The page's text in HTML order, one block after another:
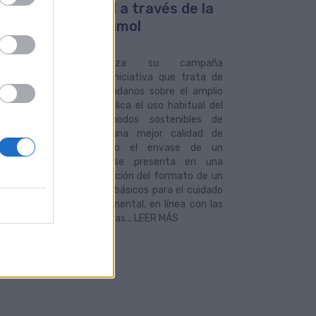
en la ciudad a través de la
Guaguacetamol
Municipales lanza su campaña
una singular iniciativa que trata de
la atención de los ciudadanos sobre el amplio
de beneficios que implica el uso habitual del
público y los modos sostenibles de
para lograr una mejor calidad de
simulando el envase de un
convencional, se presenta en una
que contiene una imitación del formato de un
que ofrece consejos básicos para el cuidado
tanto física como mental, en línea con las
ofrecidas por las... LEER MÁS